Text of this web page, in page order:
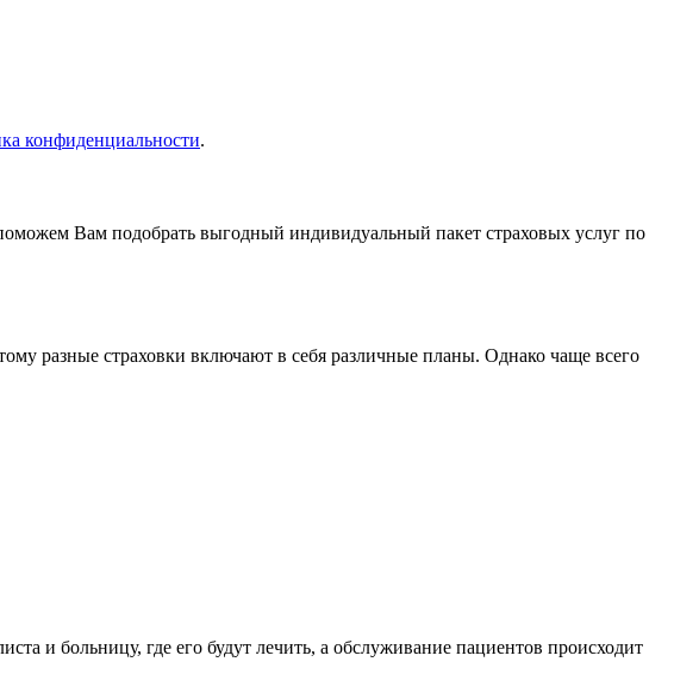
конфиденциальности.
Вам подобрать выгодный индивидуальный пакет страховых услуг по
разные страховки включают в себя различные планы. Однако чаще всего
и больницу, где его будут лечить, а обслуживание пациентов происходит